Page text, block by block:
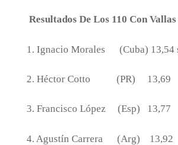
Resultados De Los 110 Con Vallas
1. Ignacio Morales (Cuba) 13,54
2. Héctor Cotto (PR) 13,69
3. Francisco López (Esp) 13,77
4. Agustín Carrera (Arg) 13,92